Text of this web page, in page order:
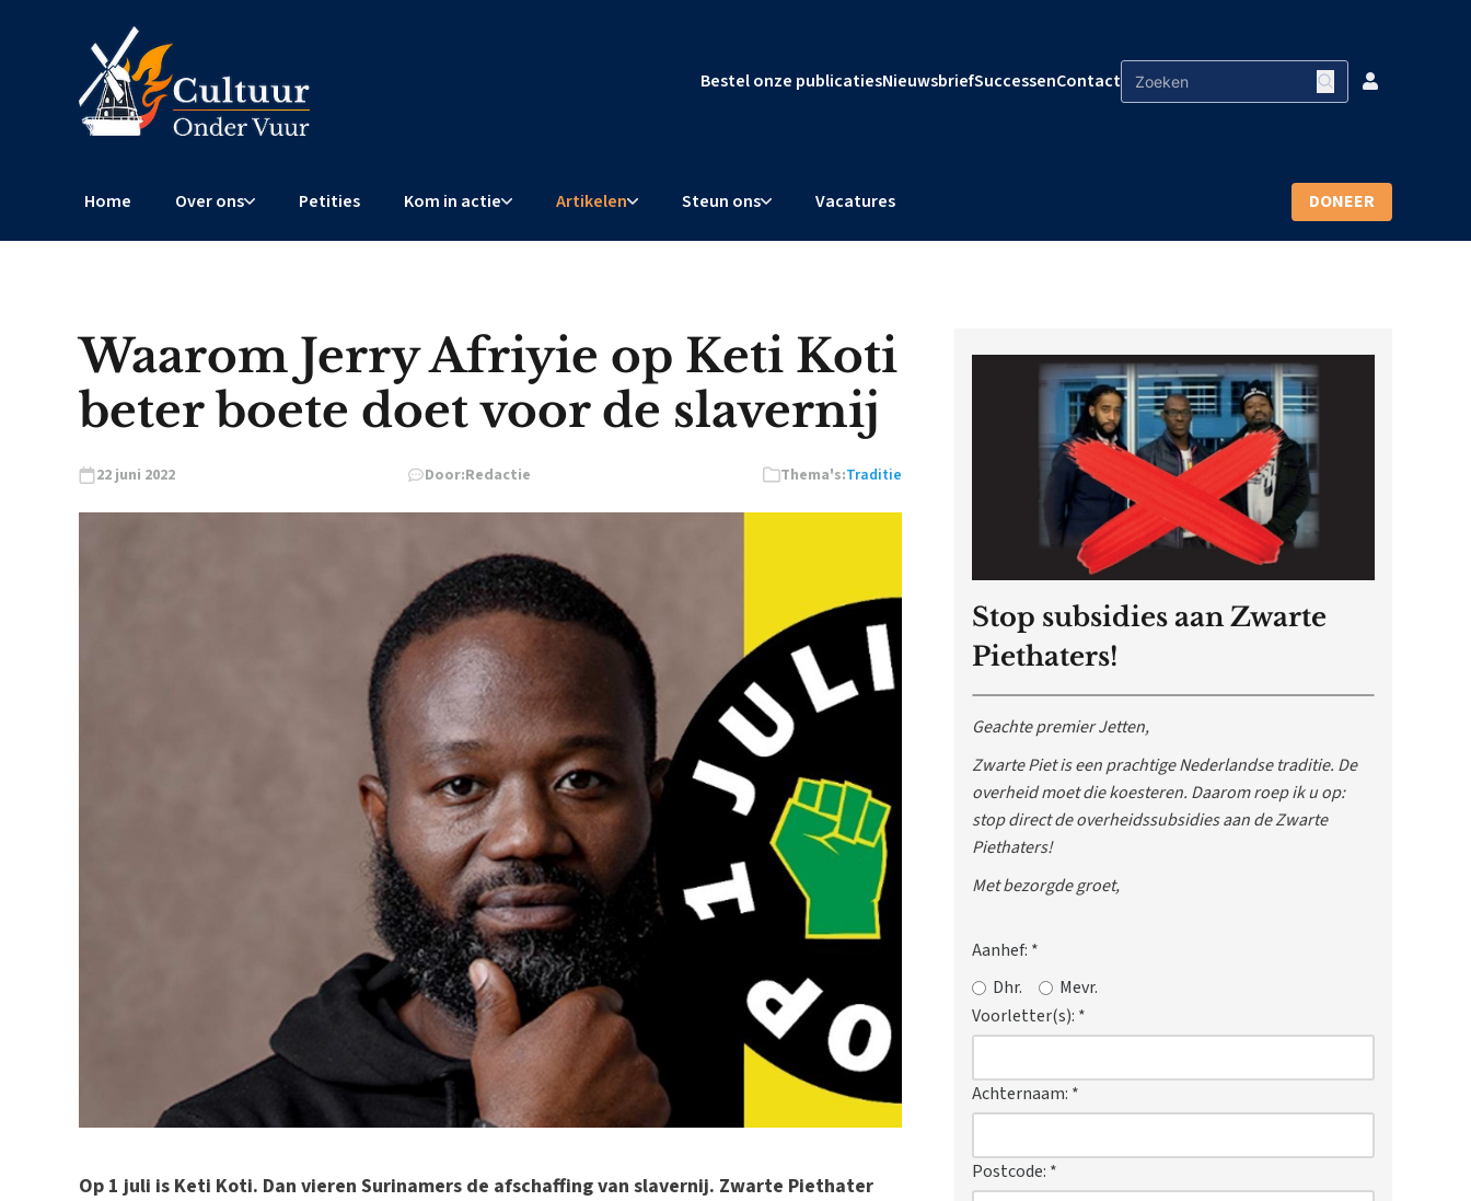
Bestel onze publicatiesNieuwsbriefSuccessenContact
Home Over ons Petities Kom in actie Artikelen Steun ons Vacatures DONEER
Waarom Jerry Afriyie op Keti Koti
beter boete doet voor de slavernij
22 juni 2022 Door:Redactie Thema's:Traditie
Op 1 juli is Keti Koti. Dan vieren Surinamers de afschaffing van slavernij. Zwarte Piethater
Stop subsidies aan Zwarte
Piethaters!
Geachte premier Jetten,
Zwarte Piet is een prachtige Nederlandse traditie. De
overheid moet die koesteren. Daarom roep ik u op:
stop direct de overheidssubsidies aan de Zwarte
Piethaters!
Met bezorgde groet,
Aanhef: *
Dhr.
Mevr.
Voorletter(s): *
Achternaam: *
Postcode: *